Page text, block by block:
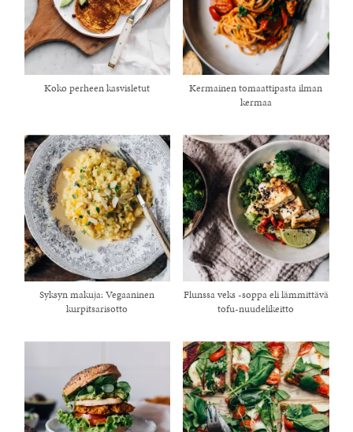
Koko perheen kasvisletut
Kermainen tomaattipasta ilman
kermaa
Syksyn makuja: Vegaaninen
kurpitsarisotto
Flunssa veks -soppa eli lämmittävä
tofu-nuudelikeitto